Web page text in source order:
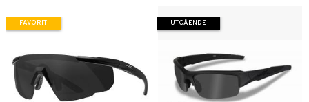
FAVORIT UTGÅENDE